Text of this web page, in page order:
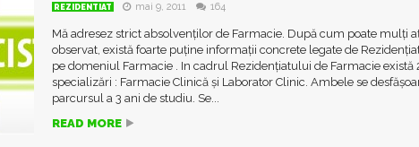
REZIDENTIAT mai 9, 2011 164
Mă adresez strict absolvenților de Farmacie. După cum poate mulți
observat, există foarte puține informații concrete legate de
pe domeniul Farmacie . In cadrul Rezidențiatului de Farmacie există
specializări : Farmacie Clinică și Laborator Clinic. Ambele se
parcursul a 3 ani de studiu. Se...
READ MORE